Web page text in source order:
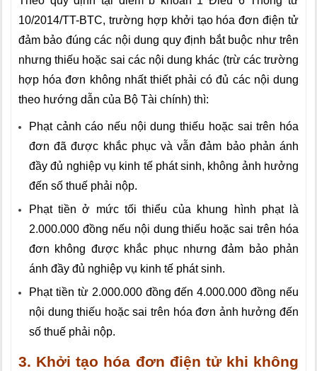
10/2014/TT-BTC, trường hợp khởi tạo hóa đơn điện tử
đảm bảo đúng các nội dung quy định bắt buộc như trên
nhưng thiếu hoặc sai các nội dung khác (trừ các trường
hợp hóa đơn không nhất thiết phải có đủ các nội dung
theo hướng dẫn của Bộ Tài chính) thì:
Phạt cảnh cáo nếu nội dung thiếu hoặc sai trên hóa
đơn đã được khắc phục và vẫn đảm bảo phản ánh
đầy đủ nghiệp vụ kinh tế phát sinh, không ảnh hưởng
đến số thuế phải nộp.
Phạt tiền ở mức tối thiểu của khung hình phạt là
2.000.000 đồng nếu nội dung thiếu hoặc sai trên hóa
đơn không được khắc phục nhưng đảm bảo phản
ánh đầy đủ nghiệp vụ kinh tế phát sinh.
Phạt tiền từ 2.000.000 đồng đến 4.000.000 đồng nếu
nội dung thiếu hoặc sai trên hóa đơn ảnh hưởng đến
số thuế phải nộp.
3. Khởi tạo hóa đơn điện tử khi không